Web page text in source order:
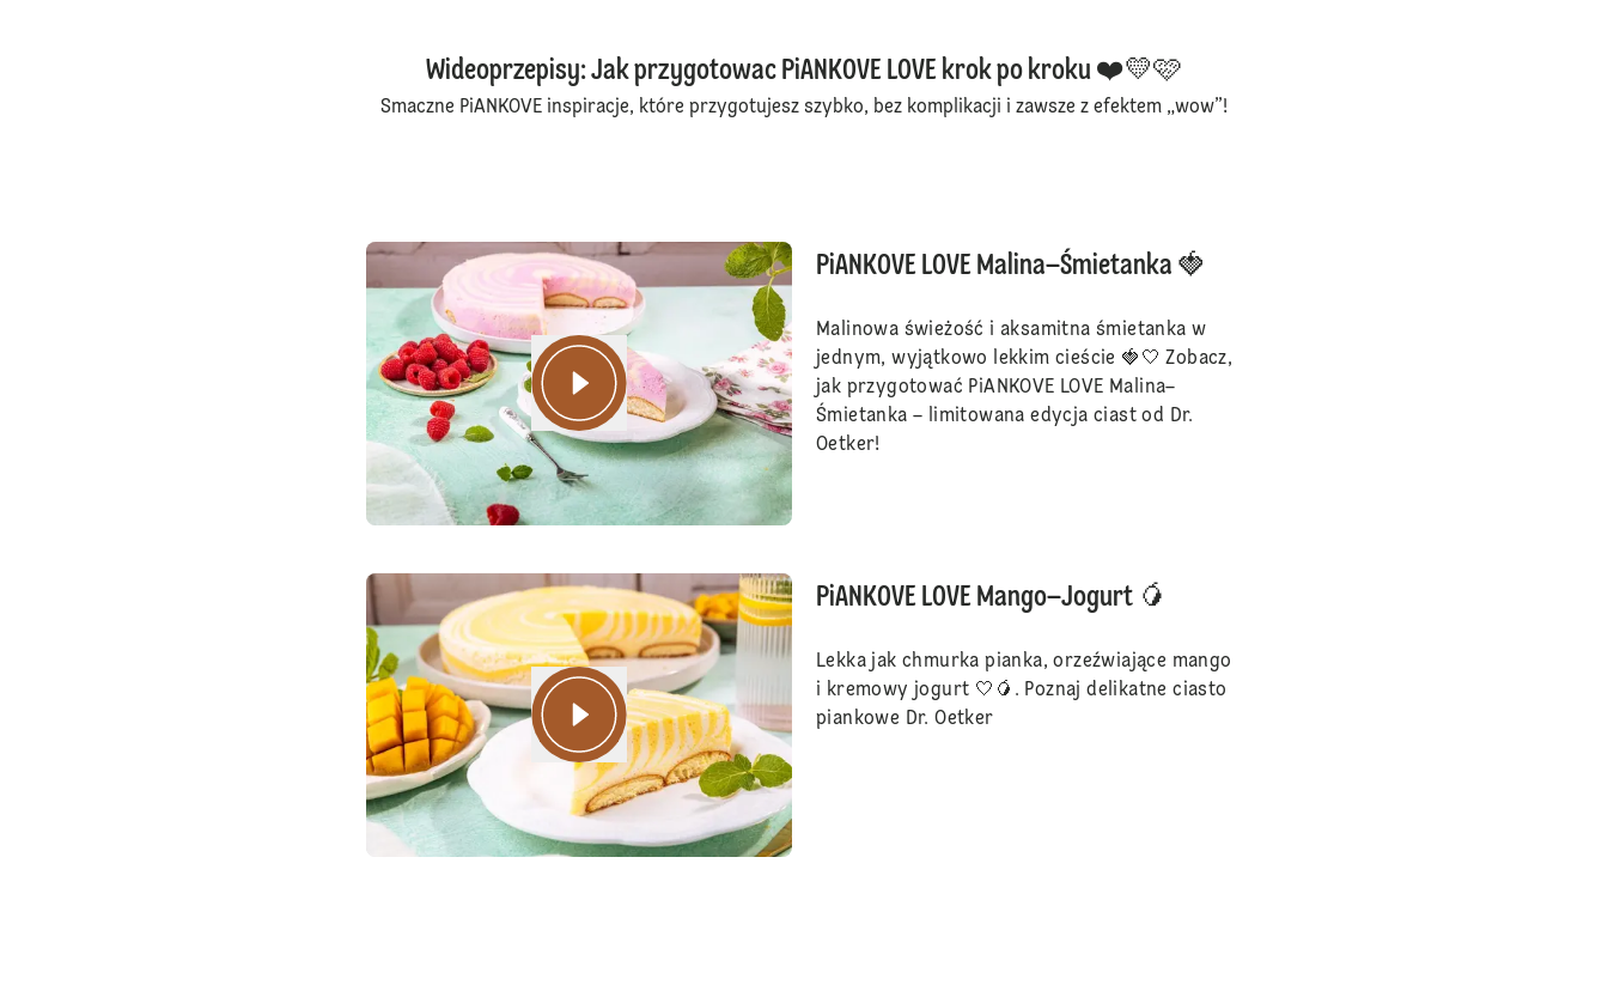
Wideoprzepisy: Jak przygotowac PiANKOVE LOVE krok po kroku ❤️💛🩷
Smaczne PiANKOVE inspiracje, które przygotujesz szybko, bez komplikacji i zawsze z efektem „wow”!
PiANKOVE LOVE Malina–Śmietanka 🍓
Malinowa świeżość i aksamitna śmietanka w
jednym, wyjątkowo lekkim cieście 🍓🤍 Zobacz,
jak przygotować PiANKOVE LOVE Malina–
Śmietanka – limitowana edycja ciast od Dr.
Oetker!
PiANKOVE LOVE Mango–Jogurt 🥭
Lekka jak chmurka pianka, orzeźwiające mango
i kremowy jogurt 🤍🥭. Poznaj delikatne ciasto
piankowe Dr. Oetker